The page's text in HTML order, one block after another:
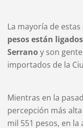
La mayoría de
pesos están
Serranoy son
importados de la
Mientras en la
percepción más
mil 551 pesos, en